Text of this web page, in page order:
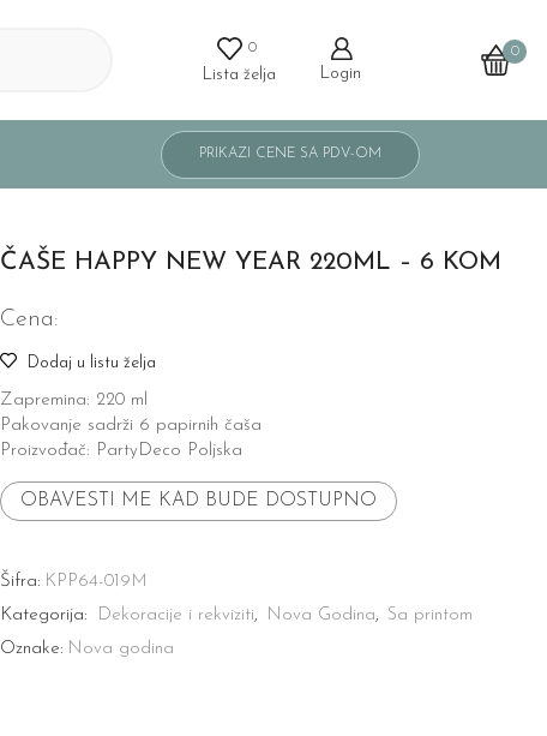
0
Lista želja Login
0
ČAŠE HAPPY NEW YEAR 220ML – 6 KOM
Cena:
Dodaj u listu želja
Zapremina: 220 ml
Pakovanje sadrži 6 papirnih čaša
Proizvođač: PartyDeco Poljska
Šifra: KPP64-019M
Kategorija:
Dekoracije i rekviziti, Nova Godina, Sa printom
Oznake: Nova godina